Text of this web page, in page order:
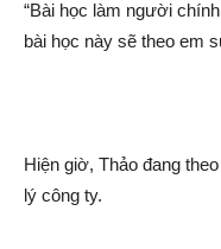
“Bài học làm người
bài học này sẽ theo em
Hiện giờ, Thảo đang
lý công ty.